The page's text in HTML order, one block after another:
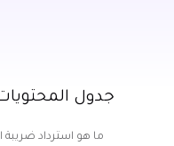
جدول
ما هو استرداد ضريبة